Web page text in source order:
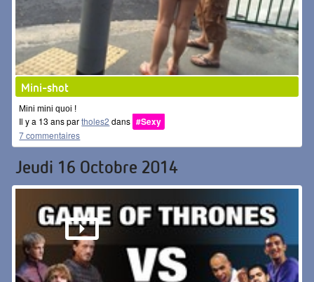
Mini-shot
Mini mini quoi !
Il y a 13 ans partholes2 dans #Sexy
7 commentaires
Jeudi 16 Octobre 2014